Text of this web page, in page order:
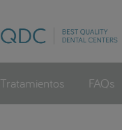
Tratamientos FAQs